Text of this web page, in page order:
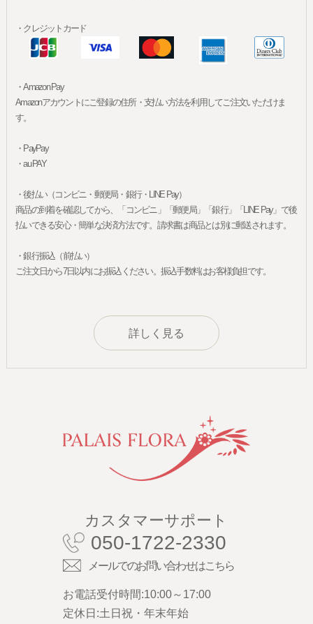
・クレジットカード
・Amazon Pay
Amazonアカウントにご登録の住所・支払い方法を利用してご注文いただけま
す。
・PayPay
・au PAY
・後払い（コンビニ・郵便局・銀行・LINE Pay）
商品の到着を確認してから、「コンビニ」「郵便局」「銀行」「LINE Pay」で後
払いできる安心・簡単な決済方法です。請求書は商品とは別に郵送されます。
・銀行振込（前払い）
ご注文日から7日以内にお振込ください。振込手数料はお客様負担です。
詳しく見る
カスタマーサポート
050-1722-2330
メールでのお問い合わせはこちら
お電話受付時間:10:00～17:00
定休日:土日祝・年末年始